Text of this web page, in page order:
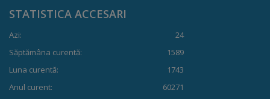
Instituții
Instituții
STATISTICA ACCESARI
Azi:
24
Săptămâna curentă:
1589
Luna curentă:
1743
Anul curent:
60271